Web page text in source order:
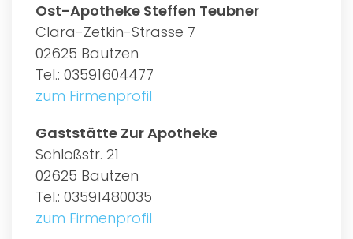
Ost-Apotheke Steffen Teubner
Clara-Zetkin-Strasse 7
02625 Bautzen
Tel.: 03591604477
zum Firmenprofil
Gaststätte Zur Apotheke
Schloßstr. 21
02625 Bautzen
Tel.: 03591480035
zum Firmenprofil